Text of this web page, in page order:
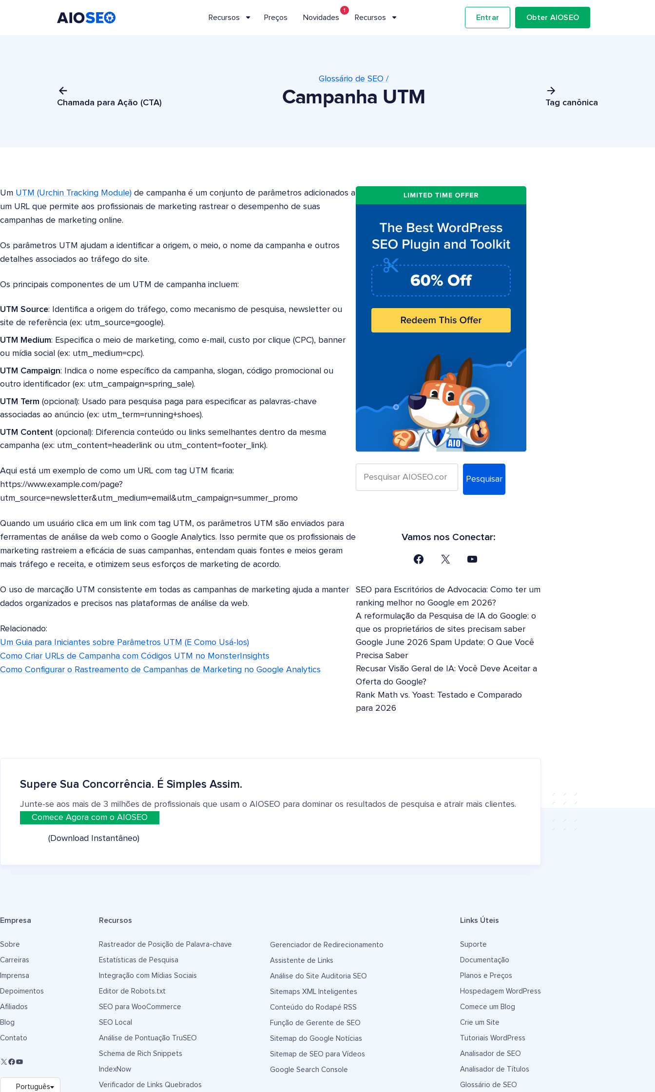
Recursos Preços Novidades
1
Recursos Entrar Obter AIOSEO
Chamada para Ação (CTA)
Glossário de SEO /
Campanha UTM Tag canônica
Um UTM (Urchin Tracking Module) de campanha é um conjunto de parâmetros adicionados a
um URL que permite aos profissionais de marketing rastrear o desempenho de suas
campanhas de marketing online.
Os parâmetros UTM ajudam a identificar a origem, o meio, o nome da campanha e outros
detalhes associados ao tráfego do site.
Os principais componentes de um UTM de campanha incluem:
UTM Source: Identifica a origem do tráfego, como mecanismo de pesquisa, newsletter ou
site de referência (ex: utm_source=google).
UTM Medium: Especifica o meio de marketing, como e-mail, custo por clique (CPC), banner
ou mídia social (ex: utm_medium=cpc).
UTM Campaign: Indica o nome específico da campanha, slogan, código promocional ou
outro identificador (ex: utm_campaign=spring_sale).
UTM Term (opcional): Usado para pesquisa paga para especificar as palavras-chave
associadas ao anúncio (ex: utm_term=running+shoes).
UTM Content (opcional): Diferencia conteúdo ou links semelhantes dentro da mesma
campanha (ex: utm_content=headerlink ou utm_content=footer_link).
Aqui está um exemplo de como um URL com tag UTM ficaria:
https://www.example.com/page?
utm_source=newsletter&utm_medium=email&utm_campaign=summer_promo
Quando um usuário clica em um link com tag UTM, os parâmetros UTM são enviados para
ferramentas de análise da web como o Google Analytics. Isso permite que os profissionais de
marketing rastreiem a eficácia de suas campanhas, entendam quais fontes e meios geram
mais tráfego e receita, e otimizem seus esforços de marketing de acordo.
O uso de marcação UTM consistente em todas as campanhas de marketing ajuda a manter
dados organizados e precisos nas plataformas de análise da web.
Relacionado:
Um Guia para Iniciantes sobre Parâmetros UTM (E Como Usá-los)
Como Criar URLs de Campanha com Códigos UTM no MonsterInsights
Como Configurar o Rastreamento de Campanhas de Marketing no Google Analytics
Pesquisar
Vamos nos Conectar:
SEO para Escritórios de Advocacia: Como ter um
ranking melhor no Google em 2026?
A reformulação da Pesquisa de IA do Google: o
que os proprietários de sites precisam saber
Google June 2026 Spam Update: O Que Você
Precisa Saber
Recusar Visão Geral de IA: Você Deve Aceitar a
Oferta do Google?
Rank Math vs. Yoast: Testado e Comparado
para 2026
Supere Sua Concorrência. É Simples Assim.
Junte-se aos mais de 3 milhões de profissionais que usam o AIOSEO para dominar os resultados de pesquisa e atrair mais clientes.
Comece Agora com o AIOSEO
(Download Instantâneo)
Empresa
Sobre
Carreiras
Imprensa
Depoimentos
Afiliados
Blog
Contato
Recursos
Rastreador de Posição de Palavra-chave
Estatísticas de Pesquisa
Integração com Mídias Sociais
Editor de Robots.txt
SEO para WooCommerce
SEO Local
Análise de Pontuação TruSEO
Schema de Rich Snippets
IndexNow
Verificador de Links Quebrados
Gerenciador de Redirecionamento
Assistente de Links
Análise do Site Auditoria SEO
Sitemaps XML Inteligentes
Conteúdo do Rodapé RSS
Função de Gerente de SEO
Sitemap do Google Notícias
Sitemap de SEO para Vídeos
Google Search Console
Links Úteis
Suporte
Documentação
Planos e Preços
Hospedagem WordPress
Comece um Blog
Crie um Site
Tutoriais WordPress
Analisador de SEO
Analisador de Títulos
Glossário de SEO